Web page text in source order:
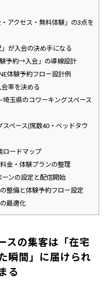
アクセス・無料体験」の3点を
が入会の決め手になる
予約→入会」の導線設計
体験予約フロー設計例
率を決める
玉県のコワーキングスペース
ペース(席数40・ベッドタウ
ロードマップ
金・体験プランの整理
ンの設定と配信開始
整備と体験予約フロー設定
最適化
スの集客は「在宅
瞬間」に届けられ
る